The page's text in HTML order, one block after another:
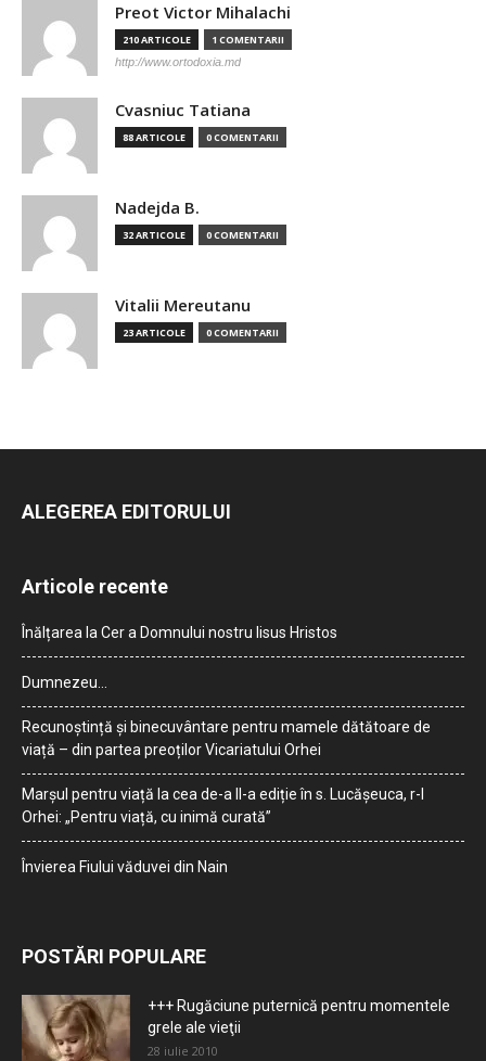
Preot Victor Mihalachi
210 ARTICOLE 1 COMENTARII
http://www.ortodoxia.md
Cvasniuc Tatiana
88 ARTICOLE 0 COMENTARII
Nadejda B.
32 ARTICOLE 0 COMENTARII
Vitalii Mereutanu
23 ARTICOLE 0 COMENTARII
ALEGEREA EDITORULUI
Articole recente
Înălțarea la Cer a Domnului nostru Iisus Hristos
Dumnezeu…
Recunoștință și binecuvântare pentru mamele dătătoare de
viață – din partea preoților Vicariatului Orhei
Marșul pentru viață la cea de-a II-a ediție în s. Lucășeuca, r-l
Orhei: „Pentru viață, cu inimă curată”
Învierea Fiului văduvei din Nain
POSTĂRI POPULARE
+++ Rugăciune puternică pentru momentele
grele ale vieţii
28 iulie 2010